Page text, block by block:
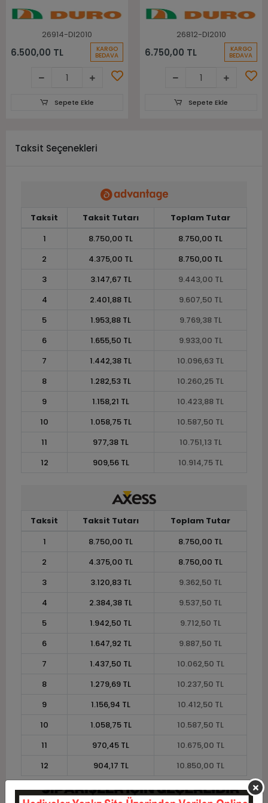
26914-DI2010
6.500,00 TL KARGO
BEDAVA
Sepete Ekle
26812-DI2010
6.750,00 TL KARGO
BEDAVA
Sepete Ekle
Taksit Seçenekleri
Taksit Taksit Tutarı
Toplam Tutar
1
8.750,00 TL
8.750,00 TL
2
4.375,00 TL
8.750,00 TL
3
3.147,67 TL
9.443,00 TL
4
2.401,88 TL
9.607,50 TL
5
1.953,88 TL
9.769,38 TL
6
1.655,50 TL
9.933,00 TL
7
1.442,38 TL
10.096,63 TL
8
1.282,53 TL
10.260,25 TL
9
1.158,21 TL
10.423,88 TL
10
1.058,75 TL
10.587,50 TL
11
977,38 TL
10.751,13 TL
12
909,56 TL 10.914,75 TL
Taksit Taksit Tutarı
Toplam Tutar
1
8.750,00 TL
8.750,00 TL
2
4.375,00 TL
8.750,00 TL
3
3.120,83 TL
9.362,50 TL
4
2.384,38 TL
9.537,50 TL
5
1.942,50 TL
9.712,50 TL
6
1.647,92 TL
9.887,50 TL
7
1.437,50 TL
10.062,50 TL
8
1.279,69 TL
10.237,50 TL
9
1.156,94 TL
10.412,50 TL
10
1.058,75 TL
10.587,50 TL
11
970,45 TL
10.675,00 TL
12
904,17 TL 10.850,00 TL